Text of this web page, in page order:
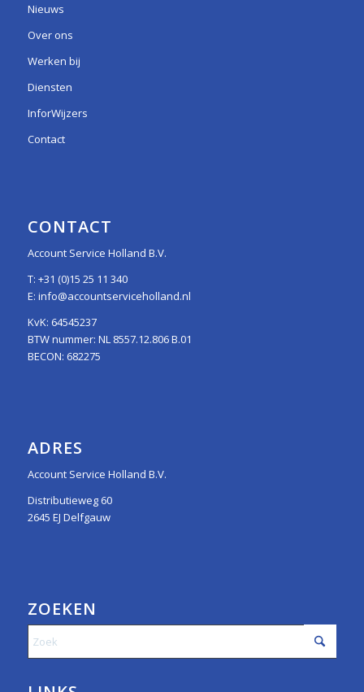
Nieuws
Over ons
Werken bij
Diensten
InforWijzers
Contact
CONTACT
Account Service Holland B.V.
T: +31 (0)15 25 11 340
E: info@accountserviceholland.nl
KvK: 64545237
BTW nummer: NL 8557.12.806 B.01
BECON: 682275
ADRES
Account Service Holland B.V.
Distributieweg 60
2645 EJ Delfgauw
ZOEKEN